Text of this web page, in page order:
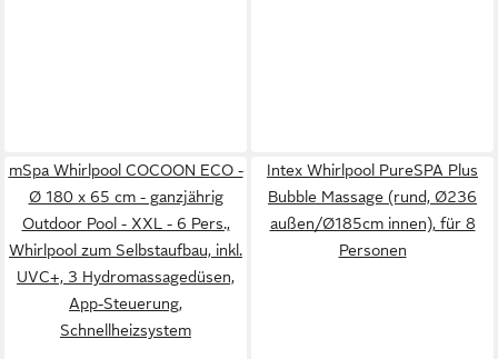
mSpa Whirlpool COCOON ECO -
Ø 180 x 65 cm - ganzjährig
Outdoor Pool - XXL - 6 Pers.,
Whirlpool zum Selbstaufbau, inkl.
UVC+, 3 Hydromassagedüsen,
App-Steuerung,
Schnellheizsystem
Intex Whirlpool PureSPA Plus
Bubble Massage (rund, Ø236
außen/Ø185cm innen), für 8
Personen